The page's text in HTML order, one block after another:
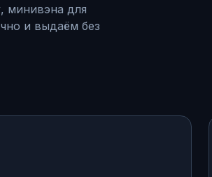
минивэна для
и выдаём без